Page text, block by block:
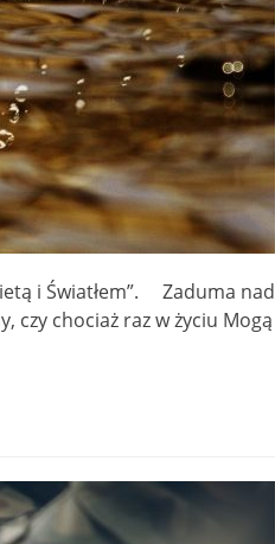
i Światłem”. Zaduma nad
chociaż raz w życiu Mogą